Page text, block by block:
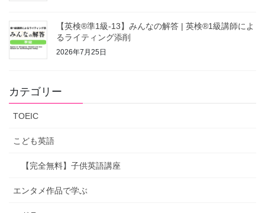
【英検®準1級-13】みんなの解答 | 英検®1級講師によ
るライティング添削
2026年7月25日
カテゴリー
TOEIC
こども英語
【完全無料】子供英語講座
エンタメ作品で学ぶ